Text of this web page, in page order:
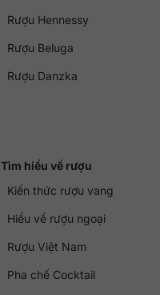
Rượu Hennessy
Rượu Beluga
Rượu Danzka
Tìm hiểu về rượu
Kiến thức rượu vang
Hiểu về rượu ngoại
Rượu Việt Nam
Pha chế Cocktail